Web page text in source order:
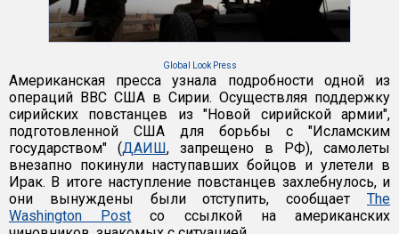
Global Look Press
Американская пресса узнала подробности одной из
операций ВВС США в Сирии. Осуществляя поддержку
сирийских повстанцев из "Новой сирийской армии",
подготовленной США для борьбы с "Исламским
государством" (ДАИШ, запрещено в РФ), самолеты
внезапно покинули наступавших бойцов и улетели в
Ирак. В итоге наступление повстанцев захлебнулось, и
они вынуждены были отступить, сообщает The
Washington Post со ссылкой на американских